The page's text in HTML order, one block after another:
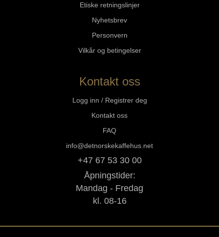
Etiske retningslinjer
Nyhetsbrev
Personvern
Vilkår og betingelser
Kontakt oss
Logg inn / Registrer deg
Kontakt oss
FAQ
info@detnorskekaffehus.net
+47 67 53 30 00
Åpningstider:
Mandag - Fredag
kl. 08-16